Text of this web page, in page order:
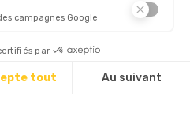
campagnes Google
par
tout Au suivant